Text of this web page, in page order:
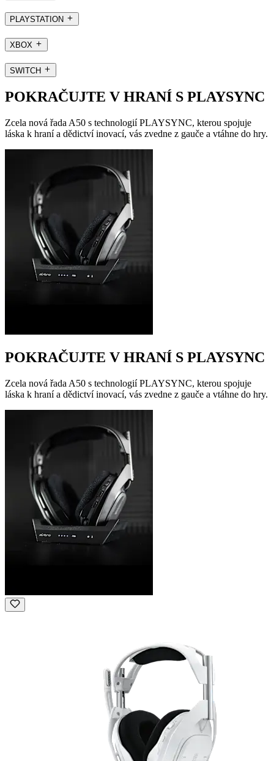
PLAYSTATION
XBOX
SWITCH
POKRAČUJTE V HRANÍ S PLAYSYNC
Zcela nová řada A50 s technologií PLAYSYNC, kterou spojuje
láska k hraní a dědictví inovací, vás zvedne z gauče a vtáhne do hry.
POKRAČUJTE V HRANÍ S PLAYSYNC
Zcela nová řada A50 s technologií PLAYSYNC, kterou spojuje
láska k hraní a dědictví inovací, vás zvedne z gauče a vtáhne do hry.